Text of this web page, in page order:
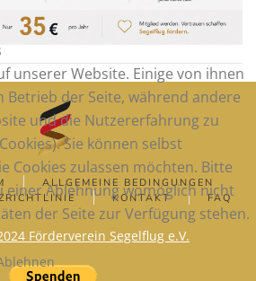
ALLGEMEINE BEDINGUNGEN
KONTAKT FAQ
Förderverein Segelflug e.V.
unserer Website. Einige von ihnen
Betrieb der Seite, während andere
und die Nutzererfahrung zu
Sie können selbst
Cookies zulassen möchten. Bitte
einer Ablehnung womöglich nicht
der Seite zur Verfügung stehen.